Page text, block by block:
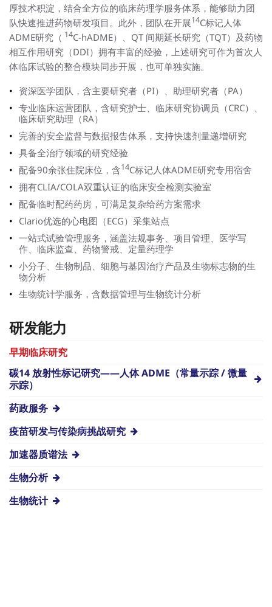
厚技术积淀，结合全方位的临床药理学服务体系，能够助力团
队快速推进药物研发项目。此外，团队在开展14C标记人体
ADME研究（ 14C-hADME）、QT 间期延长研究（TQT）及药物
相互作用研究（DDI）拥有丰富的经验，上述研究可作为首次人
体临床试验的整合模块同步开展，也可单独实施。
资深医学团队，含主要研究者（PI）、助理研究者（PA）
专业临床运营团队，含研究护士、临床研究协调员（CRC）、
临床研究助理（RA）
完善的安全监督与数据报告体系，支持快速剂量递增研究
具备全治疗领域的研究经验
配备90余张住院床位，含14C标记人体ADME研究专用宿舍
拥有CLIA/COLA双重认证的临床安全检测实验室
配备临时配药药房，可满足复杂给药方案需求
Clario优选的心电图（ECG）采集站点
一站式试验管理服务，涵盖法规事务、项目管理、医学写
作、临床监查、药物警戒、定量药理学
小分子、生物制品、细胞与基因治疗产品及生物标志物的生
物分析
生物统计学服务，含数据管理与生物统计分析
研发能力
早期临床研究
碳14 放射性标记研究——人体 ADME（常量示踪 / 微量
示踪）
药政服务
疫苗研发与传染病挑战研究
加速器质谱法
生物分析
生物统计